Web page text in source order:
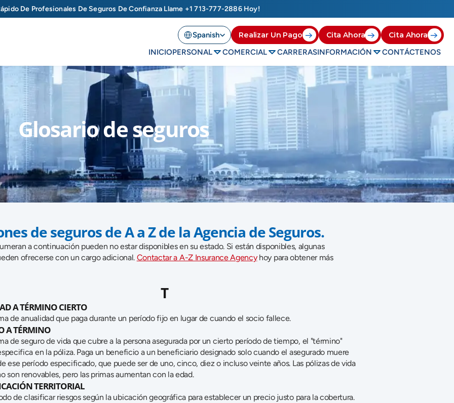
De Profesionales De Seguros De Confianza Llame +1 713-777-2886 Hoy!
Select Language
Spanish Realizar Un Pago Cita Ahora
Cita Ahora
INICIOPERSONAL COMERCIAL CARRERASINFORMACIÓN CONTÁCTENOS
Glosario de seguros
de seguros de A a Z de la Agencia de Seguros.
a continuación pueden no estar disponibles en su estado. Si están disponibles, algunas
ofrecerse con un cargo adicional. Contactar a A-Z Insurance Agency hoy para obtener más
T
A TÉRMINO CIERTO
de anualidad que paga durante un período fijo en lugar de cuando el socio fallece.
A TÉRMINO
de seguro de vida que cubre a la persona asegurada por un cierto período de tiempo, el "término"
en la póliza. Paga un beneficio a un beneficiario designado solo cuando el asegurado muere
ese período especificado, que puede ser de uno, cinco, diez o incluso veinte años. Las pólizas de vida
son renovables, pero las primas aumentan con la edad.
TERRITORIAL
de clasificar riesgos según la ubicación geográfica para establecer un precio justo para la cobertura.